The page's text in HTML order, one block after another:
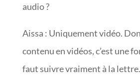
audio ?
Aissa : Uniquement vidéo.
contenu en vidéos, c’est une
faut suivre vraiment à la lettre.